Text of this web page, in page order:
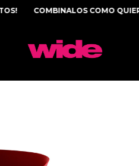
COMBINALOS COMO QUIERAS!